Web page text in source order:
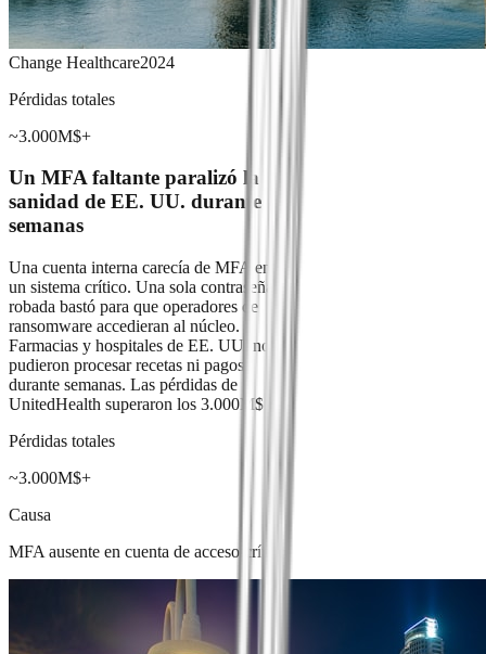
Change Healthcare2024
Pérdidas totales
~3.000M$+
Un MFA faltante paralizó la
sanidad de EE. UU. durante
semanas
Una cuenta interna carecía de MFA en
un sistema crítico. Una sola contraseña
robada bastó para que operadores de
ransomware accedieran al núcleo.
Farmacias y hospitales de EE. UU. no
pudieron procesar recetas ni pagos
durante semanas. Las pérdidas de
UnitedHealth superaron los 3.000M$.
Pérdidas totales
~3.000M$+
Causa
MFA ausente en cuenta de acceso crítico